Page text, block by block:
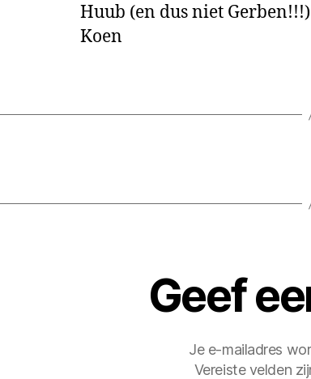
Huub (en dus niet Gerben!!!)
Koen
Geef
Je e-mailadres
Vereiste velden